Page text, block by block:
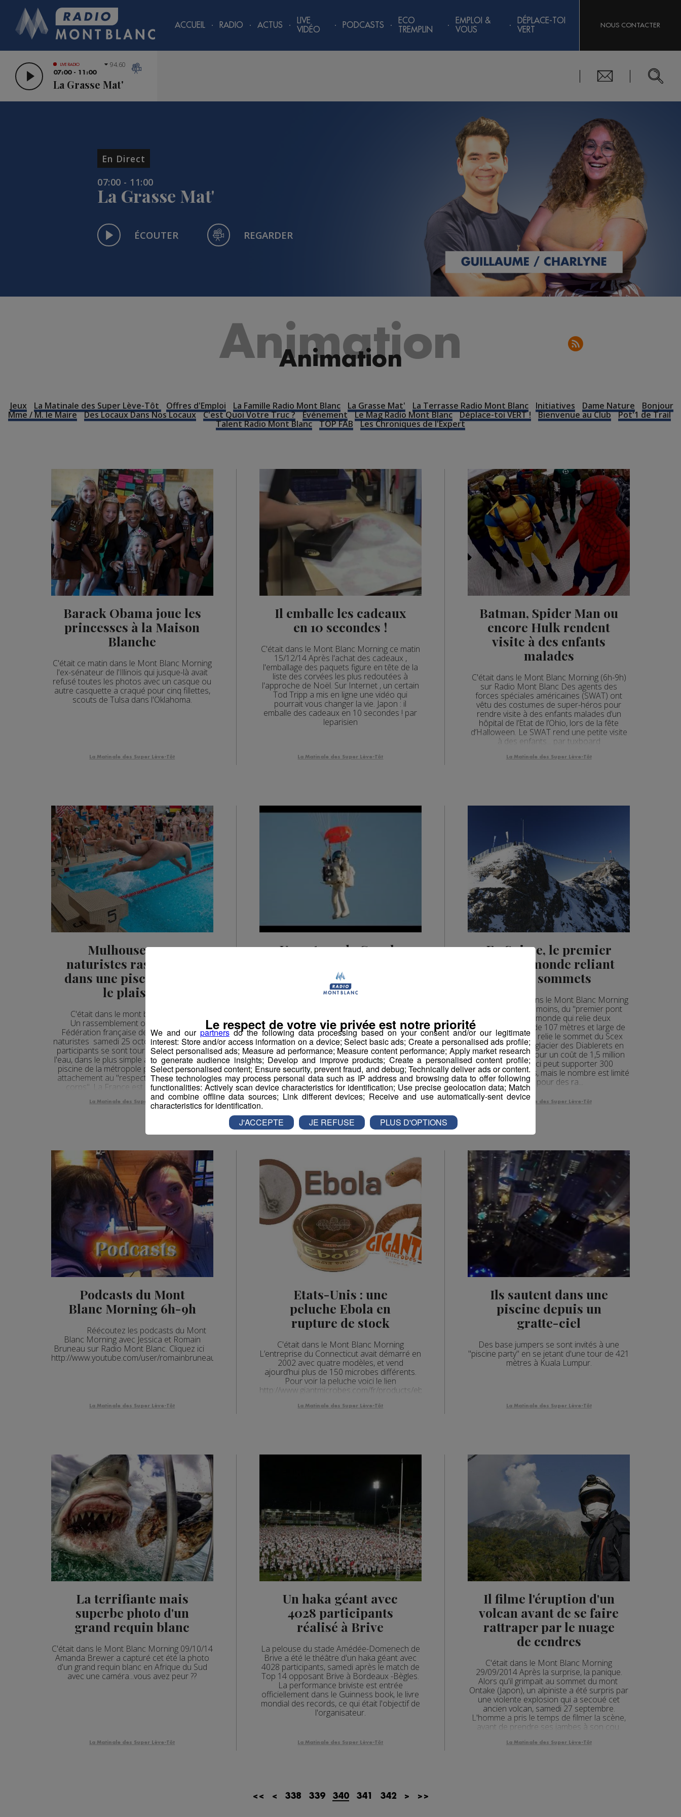
ACCUEIL RADIO ACTUS
LIVE
VIDÉO
PODCASTS
ECO
TREMPLIN
EMPLOI &
VOUS
DÉPLACE-TOI
VERT
NOUS CONTACTER
LIVE RADIO
07:00 - 11:00
La Grasse Mat'
94.60
En Direct
07:00 - 11:00
La Grasse Mat'
ÉCOUTER REGARDER
Animation
Animation
Jeux La Matinale des Super Lève-Tôt Offres d'Emploi La Famille Radio Mont Blanc La Grasse Mat' La Terrasse Radio Mont Blanc Initiatives Dame Nature
Bonjour
Mme / M. le Maire
Des Locaux Dans Nos Locaux C'est Quoi Votre Truc ? Événement Le Mag Radio Mont Blanc Déplace-toi VERT ! Bienvenue au Club
Pot'1 de Trail
Talent Radio Mont Blanc
TOP FAB Les Chroniques de l'Expert
Barack Obama joue les
princesses à la Maison
Blanche
C'était ce matin dans le Mont Blanc Morning
l'ex-sénateur de l'Illinois qui jusque-là avait
refusé toutes les photos avec un casque ou
autre casquette a craqué pour cinq fillettes,
scouts de Tulsa dans l'Oklahoma.
La Matinale des Super Lève-Tôt
Il emballe les cadeaux
en 10 secondes !
C'était dans le Mont Blanc Morning ce matin
15/12/14 Après l'achat des cadeaux ,
l'emballage des paquets figure en tête de la
liste des corvées les plus redoutées à
l'approche de Noël. Sur Internet , un certain
Tod Tripp a mis en ligne une vidéo qui
pourrait vous changer la vie. Japon : il
emballe des cadeaux en 10 secondes ! par
leparisien
La Matinale des Super Lève-Tôt
Batman, Spider Man ou
encore Hulk rendent
visite à des enfants
malades
C'était dans le Mont Blanc Morning (6h-9h)
sur Radio Mont Blanc Des agents des
forces spéciales américaines (SWAT) ont
vêtu des costumes de super-héros pour
rendre visite à des enfants malades d’un
hôpital de l’Etat de l’Ohio, lors de la fête
d’Halloween. Le SWAT rend une petite visite
à des enfants... par tuxboard
La Matinale des Super Lève-Tôt
Mulhouse : 230
naturistes rassemblés
dans une piscine "pour
le plaisir"
C'était dans le mont blanc morning
Un rassemblement organisé par la
Fédération française de naturisme. 230
naturistes samedi 25 octobre. Quelque 180
participants se sont tour à tour jetés dans
l'eau, dans le plus simple appareil, dans une
piscine de la métropole pour affirmer leur
attachement au "respect des autres et du
corps". La France est arrivée 2ème !!!
La Matinale des Super Lève-Tôt
Un patron de Google
en ballon de
Baumgartner
responsable de Google a battu vendredi le
record d'altitude en ballon détenu depuis
2012 par Felix Baumgartner mais a raté de
peu celui de la vitesse atteinte en chute en
libre. Un projet qui avait été conçu dans le
plus grand secret. Regardez la vidéo
La Matinale des Super Lève-Tôt
En Suisse, le premier
pont au monde reliant
deux sommets
C'était ce matin dans le Mont Blanc Morning
Il s'agit, ni plus ni moins, du "premier pont
suspendu au monde qui relie deux
sommets". Long de 107 mètres et large de
80 centimètres, il relie le sommet du Scex
Rouge à celui du glacier des Diablerets en
Suisse. Le pont pour un coût de 1,5 million
d'euros. Celui-ci peut supporter 300
personnes à la fois, mais le nombre est limité
à 150 pour des ra...
La Matinale des Super Lève-Tôt
Podcasts du Mont
Blanc Morning 6h-9h
Réécoutez les podcasts du Mont
Blanc Morning avec Jessica et Romain
Bruneau sur Radio Mont Blanc. Cliquez ici
http://www.youtube.com/user/romainbruneaupro
La Matinale des Super Lève-Tôt
Etats-Unis : une
peluche Ebola en
rupture de stock
C'était dans le Mont Blanc Morning
L’entreprise du Connecticut avait démarré en
2002 avec quatre modèles, et vend
ajourd’hui plus de 150 microbes différents.
Pour voir la peluche voici le lien
http://www.giantmicrobes.com/fr/products/ebola.html
La Matinale des Super Lève-Tôt
Ils sautent dans une
piscine depuis un
gratte-ciel
Des base jumpers se sont invités à une
"piscine party" en se jetant d'une tour de 421
mètres à Kuala Lumpur.
La Matinale des Super Lève-Tôt
La terrifiante mais
superbe photo d'un
grand requin blanc
C'était dans le Mont Blanc Morning 09/10/14
Amanda Brewer a capturé cet été la photo
d'un grand requin blanc en Afrique du Sud
avec une caméra...vous avez peur ??
La Matinale des Super Lève-Tôt
Un haka géant avec
4028 participants
réalisé à Brive
La pelouse du stade Amédée-Domenech de
Brive a été le théâtre d'un haka géant avec
4028 participants, samedi après le match de
Top 14 opposant Brive à Bordeaux -Bègles.
La performance briviste est entrée
officiellement dans le Guinness book, le livre
mondial des records, ce qui était l'objectif de
l'organisateur.
La Matinale des Super Lève-Tôt
Il filme l'éruption d'un
volcan avant de se faire
rattraper par le nuage
de cendres
C'était dans le Mont Blanc Morning
29/09/2014 Après la surprise, la panique.
Alors qu'il grimpait au sommet du mont
Ontake (Japon), un alpiniste a été surpris par
une violente explosion qui a secoué cet
ancien volcan, samedi 27 septembre.
L'homme a pris le temps de filmer la scène,
avant de prendre ses jambes à son cou.
La Matinale des Super Lève-Tôt
<< < 338 339 340 341 342 > >>
We and our partnersdo the following data processing based on your consent and/or our legitimate
interest: Store and/or access information on a device; Select basic ads; Create a personalised ads profile;
Select personalised ads; Measure ad performance; Measure content performance; Apply market research
to generate audience insights; Develop and improve products; Create a personalised content profile;
Select personalised content; Ensure security, prevent fraud, and debug; Technically deliver ads or content.
These technologies may process personal data such as IP address and browsing data to offer following
functionalities: Actively scan device characteristics for identification; Use precise geolocation data; Match
and combine offline data sources; Link different devices; Receive and use automatically-sent device
characteristics for identification.
Le respect de votre vie privée est notre priorité
J'ACCEPTE JE REFUSE PLUS D'OPTIONS